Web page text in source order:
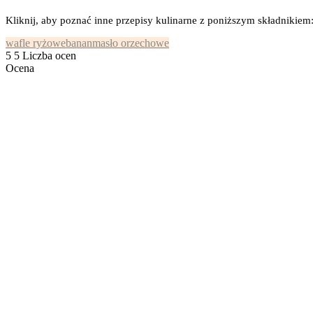
Kliknij, aby poznać inne przepisy kulinarne z poniższym składnikiem:
wafle ryżowebananmasło orzechowe
5 5 Liczba ocen
Ocena